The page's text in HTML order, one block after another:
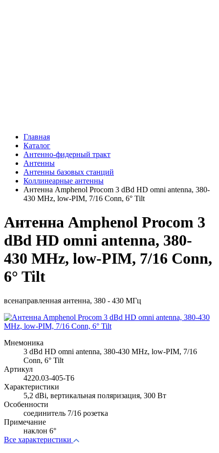
Главная
Каталог
Антенно-фидерный тракт
Антенны
Антенны базовых станций
Коллинеарные антенны
Антенна Amphenol Procom 3 dBd HD omni antenna, 380-
430 MHz, low-PIM, 7/16 Conn, 6° Tilt
Антенна Amphenol Procom 3
dBd HD omni antenna, 380-
430 MHz, low-PIM, 7/16 Conn,
6° Tilt
всенаправленная антенна, 380 - 430 МГц
Мнемоника
3 dBd HD omni antenna, 380-430 MHz, low-PIM, 7/16
Conn, 6° Tilt
Артикул
4220.03-405-T6
Характеристики
5,2 dBi, вертикальная поляризация, 300 Вт
Особенности
соединитель 7/16 розетка
Примечание
наклон 6°
Все характеристики